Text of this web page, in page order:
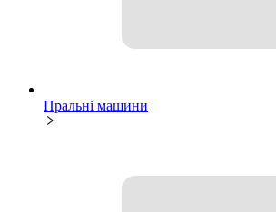
Пральні машини